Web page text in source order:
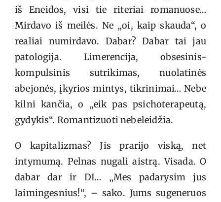
iš Eneidos, visi tie riteriai romanuose…
Mirdavo iš meilės. Ne „oi, kaip skauda“, o
realiai numirdavo. Dabar? Dabar tai jau
patologija. Limerencija, obsesinis-
kompulsinis sutrikimas, nuolatinės
abejonės, įkyrios mintys, tikrinimai… Nebe
kilni kančia, o „eik pas psichoterapeutą,
gydykis“. Romantizuoti nebeleidžia.
O kapitalizmas? Jis prarijo viską, net
intymumą. Pelnas nugali aistrą. Visada. O
dabar dar ir DI… „Mes padarysim jus
laimingesnius!“, – sako. Jums sugeneruos